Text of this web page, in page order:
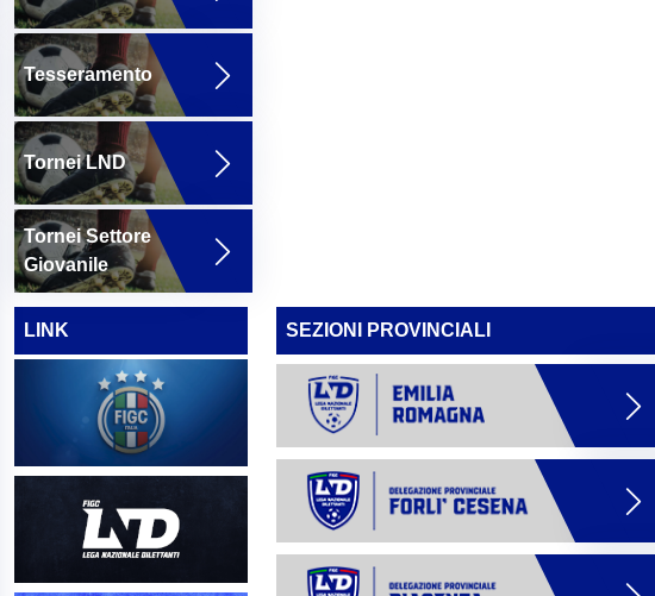
Tesseramento
Tornei LND
Tornei Settore
Giovanile
LINK SEZIONI PROVINCIALI